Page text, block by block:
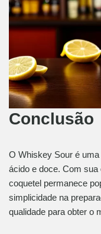
Conclusão
O Whiskey Sour é
ácido e doce. Com
coquetel permanece
simplicidade na
qualidade para obter o